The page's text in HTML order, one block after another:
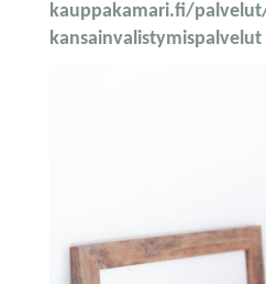
kauppakamari.fi/
kansainvalistymispalvelut